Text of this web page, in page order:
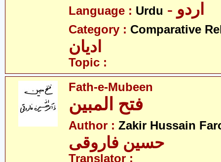
Language : Urdu - اردو
Category : Comparative
ادیان
Topic :
Fath-e-Mubeen
فتح المبین
Author : Zakir Hussain
حسین فاروقی
Translator :